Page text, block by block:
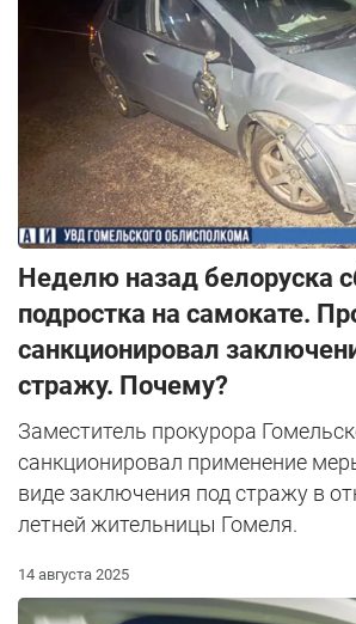
Неделю назад белоруска
подростка на самокате.
санкционировал
стражу. Почему?
Заместитель прокурора
санкционировал применение
виде заключения под стражу в
летней жительницы Гомеля.
14 августа 2025